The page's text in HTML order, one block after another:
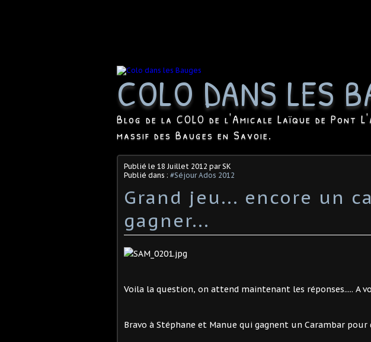
COLO DANS LES
Blog de la COLO de l'Amicale Laïque de Pont
massif des Bauges en Savoie.
Publié le 18 Juillet 2012 par SK
Publié dans : #Séjour Ados 2012
Grand jeu... encore un
gagner...
Voila la question, on attend maintenant les réponses..... A
Bravo à Stéphane et Manue qui gagnent un Carambar pour